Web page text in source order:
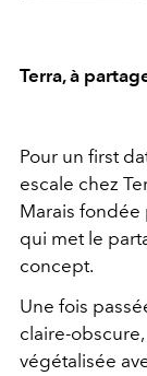
Terra, à
Pour un first
escale chez
Marais fondée
qui met le
concept.
Une fois
claire-
végétalisée